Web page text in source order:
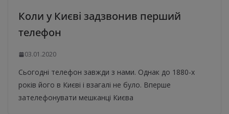
Коли у Києві задзвонив перший
телефон
03.01.2020
Сьогодні телефон завжди з нами. Однак до 1880-х
років його в Києві і взагалі не було. Вперше
зателефонувати мешканці Києва